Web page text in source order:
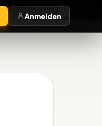
Anmelden
Anmelden